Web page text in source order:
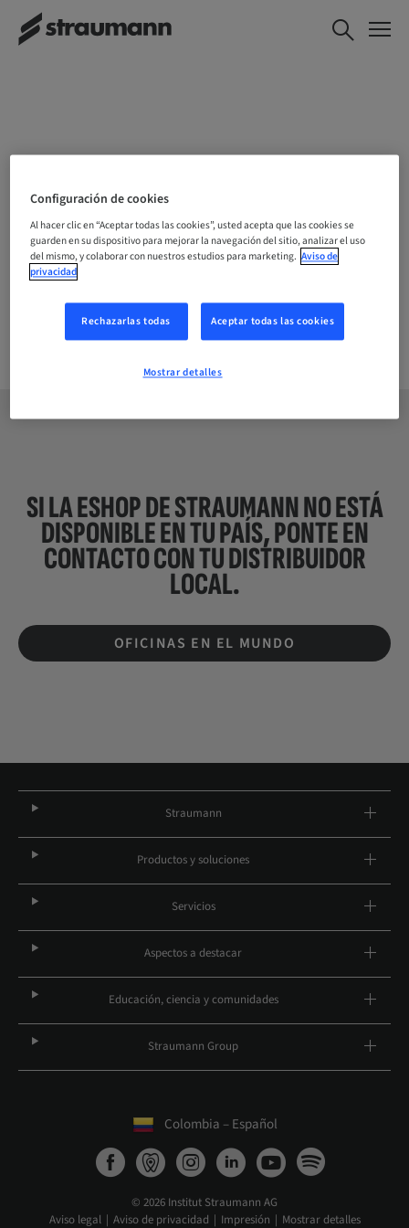
ELIJE TU UBICACIÓN
Empresa
SI LA ESHOP DE STRAUMANN NO ESTÁ
DISPONIBLE EN TU PAÍS, PONTE EN
CONTACTO CON TUDISTRIBUIDOR
LOCAL.
OFICINAS EN EL MUNDO
Straumann
Productos y soluciones
Servicios
Aspectos a destacar
Educación, ciencia y comunidades
Straumann Group
Colombia – Español
© 2026 Institut Straumann AG
Aviso legal
Aviso de privacidad Impresión Mostrar detalles
Configuración de cookies
Al hacer clic en “Aceptar todas las cookies”, usted acepta que las cookies se
guarden en su dispositivo para mejorar la navegación del sitio, analizar el uso
del mismo, y colaborar con nuestros estudios para marketing. Aviso de
privacidad
Rechazarlas todas Aceptar todas las cookies
Mostrar detalles